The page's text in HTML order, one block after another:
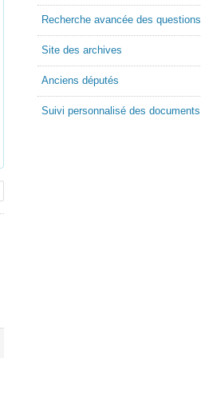
Recherche avancée des questions
Site des archives
Anciens députés
Suivi personnalisé des documents